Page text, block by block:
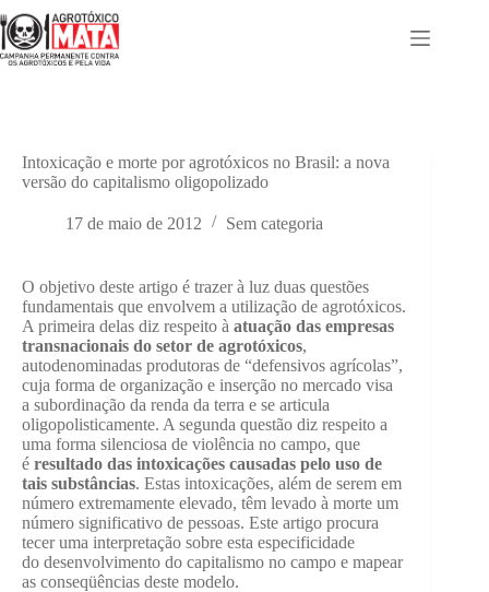
para
o
conteúdo
Intoxicação e morte por agrotóxicos no Brasil: a nova
versão do capitalismo oligopolizado
17 de maio de 2012 Sem categoria
O objetivo deste artigo é trazer à luz duas questões
fundamentais que envolvem a utilização de agrotóxicos.
A primeira delas diz respeito à atuação das empresas
transnacionais do setor de agrotóxicos,
autodenominadas produtoras de “defensivos agrícolas”,
cuja forma de organização e inserção no mercado visa
a subordinação da renda da terra e se articula
oligopolisticamente. A segunda questão diz respeito a
uma forma silenciosa de violência no campo, que
é resultado das intoxicações causadas pelo uso de
tais substâncias. Estas intoxicações, além de serem em
número extremamente elevado, têm levado à morte um
número significativo de pessoas. Este artigo procura
tecer uma interpretação sobre esta especificidade
do desenvolvimento do capitalismo no campo e mapear
as conseqüências deste modelo.